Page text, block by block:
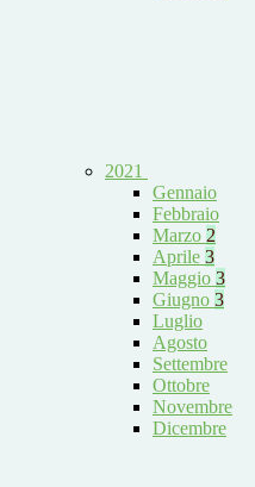
2021
Gennaio
Febbraio
Marzo 2
Aprile 3
Maggio 3
Giugno 3
Luglio
Agosto
Settembre
Ottobre
Novembre
Dicembre